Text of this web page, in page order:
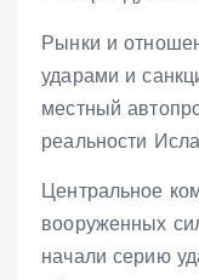
Рынки и
ударами и
местный
реальности
Центральное
вооруженных
начали серию